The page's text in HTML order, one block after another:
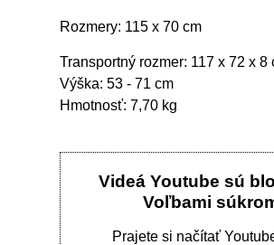
Rozmery: 115 x 70 cm
Transportný rozmer: 117 x 72 x 8
Výška: 53 - 71 cm
Hmotnosť: 7,70 kg
Videá Youtube sú
Voľbami
Prajete si načítať